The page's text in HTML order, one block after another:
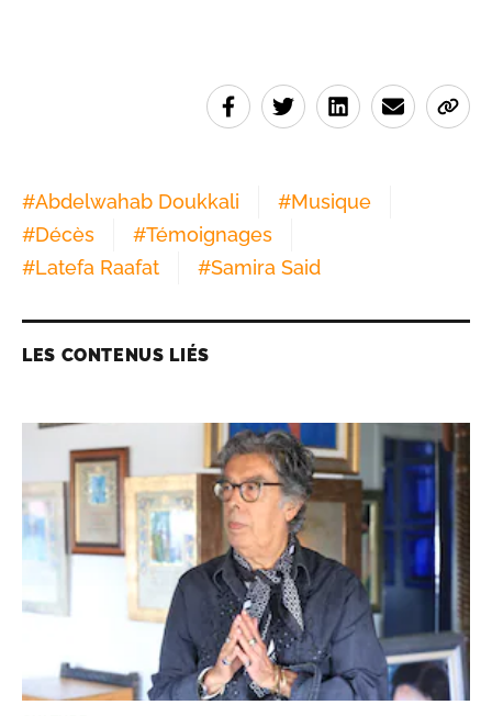
#Abdelwahab Doukkali #Musique
#Décès #Témoignages
#Latefa Raafat #Samira Said
LES CONTENUS LIÉS